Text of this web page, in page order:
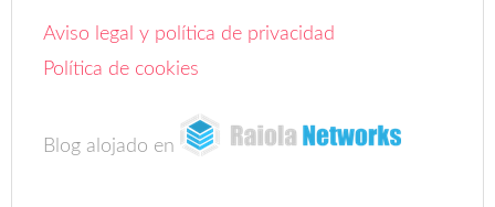
Aviso legal y política de privacidad
Política de cookies
Blog alojado en